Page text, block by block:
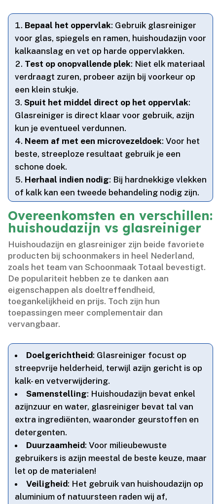
Bepaal het oppervlak: Gebruik glasreiniger
voor glas, spiegels en ramen, huishoudazijn voor
kalkaanslag en vet op harde oppervlakken.​
Test op onopvallende plek: Niet elk materiaal
verdraagt zuren, probeer azijn bij voorkeur op
een klein stukje.​
Spuit het middel direct op het oppervlak:
Glasreiniger is direct klaar voor gebruik, azijn
kun je eventueel verdunnen.​
Neem af met een microvezeldoek: Voor het
beste, streeploze resultaat gebruik je een
schone doek.​
Herhaal indien nodig: Bij hardnekkige vlekken
of kalk kan een tweede behandeling nodig zijn.​
Overeenkomsten en verschillen:
huishoudazijn vs glasreiniger
Huishoudazijn en glasreiniger zijn beide favoriete
producten bij schoonmakers in heel Nederland,
zoals het team van Schoonmaak Totaal bevestigt.​
De populariteit hebben ze te danken aan
eigenschappen als doeltreffendheid,
toegankelijkheid en prijs.​ Toch zijn hun
toepassingen meer complementair dan
vervangbaar.​
Doelgerichtheid: Glasreiniger focust op
streepvrije helderheid, terwijl azijn gericht is op
kalk- en vetverwijdering.​
Samenstelling: Huishoudazijn bevat enkel
azijnzuur en water, glasreiniger bevat tal van
extra ingrediënten, waaronder geurstoffen en
detergenten.​
Duurzaamheid: Voor milieubewuste
gebruikers is azijn meestal de beste keuze, maar
let op de materialen!
Veiligheid: Het gebruik van huishoudazijn op
aluminium of natuursteen raden wij af,